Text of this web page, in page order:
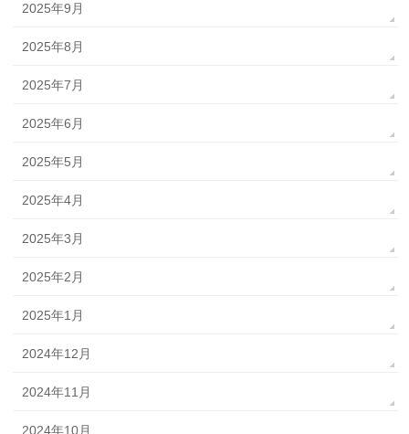
2025年9月
2025年8月
2025年7月
2025年6月
2025年5月
2025年4月
2025年3月
2025年2月
2025年1月
2024年12月
2024年11月
2024年10月